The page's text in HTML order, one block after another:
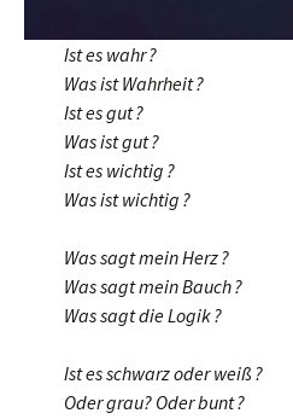
Ist es wahr ?
Was ist Wahrheit ?
Ist es gut ?
Was ist gut ?
Ist es wichtig ?
Was ist wichtig ?
Was sagt mein Herz ?
Was sagt mein Bauch ?
Was sagt die Logik ?
Ist es schwarz oder weiß ?
Oder grau? Oder bunt ?